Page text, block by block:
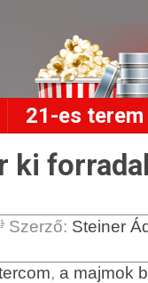
21-es terem
ki
Szerző: Steiner
, a majmok